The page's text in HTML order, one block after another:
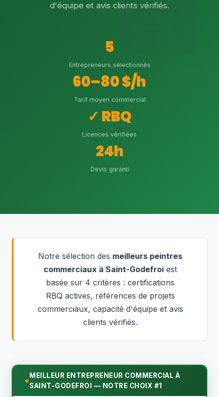
d'équipe et avis clients vérifiés.
5
Entrepreneurs sélectionnés
60–80 $/h
Tarif moyen commercial
✓ RBQ
Licences vérifiées
24h
Devis garanti
Notre sélection des meilleurs peintres
commerciaux à Saint-Godefroi est
basée sur 4 critères : certifications
RBQ actives, références de projets
commerciaux, capacité d'équipe et avis
clients vérifiés.
MEILLEUR ENTREPRENEUR COMMERCIAL À
SAINT-GODEFROI — NOTRE CHOIX #1